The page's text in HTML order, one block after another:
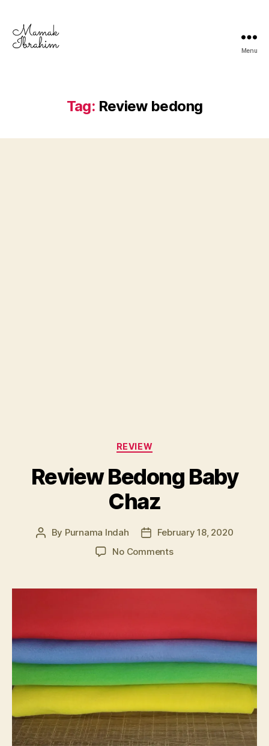
Menu
Tag: Review bedong
Categories
REVIEW
Review Bedong Baby
Chaz
Post
By Purnama Indah
PostFebruary 18, 2020
No Commentson
Baby